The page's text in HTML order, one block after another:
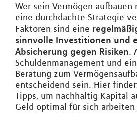
Wer sein Vermögen
eine durchdachte Strategie
Faktoren sind eine
sinnvolle Investitionen und
Absicherung gegen Risiken.
Schuldenmanagement und
Beratung zum
entscheidend sein. Hier
Tipps, um nachhaltig Kapital
Geld optimal für sich arbeiten